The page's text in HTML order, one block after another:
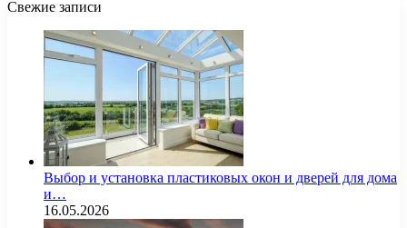
Свежие записи
Выбор и установка пластиковых окон и дверей для дома
и…
16.05.2026